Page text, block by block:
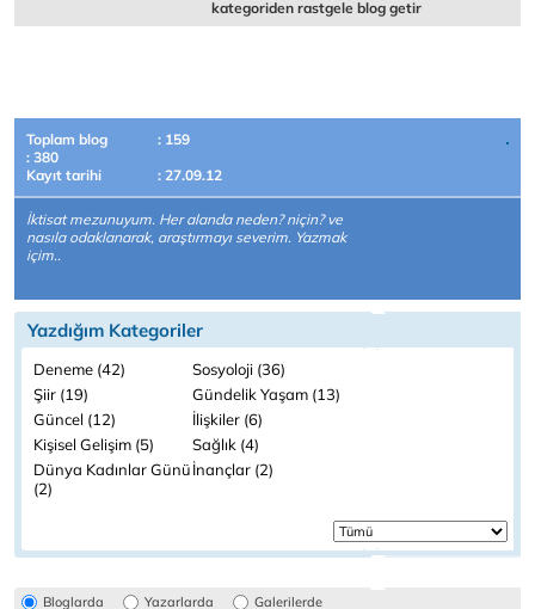
kategoriden rastgele blog getir
Toplam blog
: 159
: 380
Kayıt tarihi
: 27.09.12
İktisat mezunuyum. Her alanda neden? niçin? ve
nasıla odaklanarak, araştırmayı severim. Yazmak
içim..
Yazdığım Kategoriler
Deneme (42)
Sosyoloji (36)
Şiir (19)
Gündelik Yaşam (13)
Güncel (12)
İlişkiler (6)
Kişisel Gelişim (5)
Sağlık (4)
Dünya Kadınlar Günü
(2)
İnançlar (2)
Bloglarda Yazarlarda Galerilerde